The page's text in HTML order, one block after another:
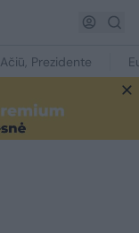
Ačiū, Prezidente